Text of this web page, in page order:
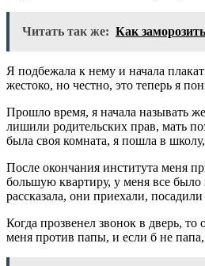
Читать так же: Как
Я подбежала к нему и начала
жестоко, но честно, это теперь я
Прошло время, я начала называть
лишили родительских прав, мать
была своя комната, я пошла в
После окончания института меня
большую квартиру, у меня все было
рассказала, они приехали,
Когда прозвенел звонок в дверь,
меня против папы, и если б не